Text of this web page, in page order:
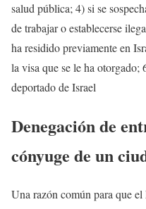
salud pública; 4) si se
de trabajar o establecerse
ha residido previamente en
la visa que se le ha
deportado de Israel
Denegación de
cónyuge de un
Una razón común para que